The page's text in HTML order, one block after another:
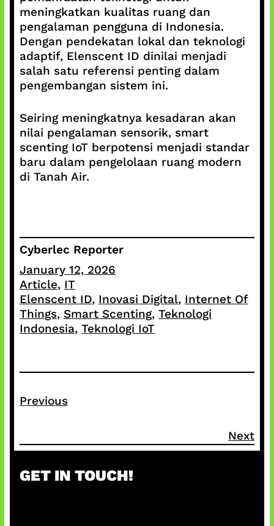
meningkatkan kualitas ruang dan
pengalaman pengguna di Indonesia.
Dengan pendekatan lokal dan teknologi
adaptif, Elenscent ID dinilai menjadi
salah satu referensi penting dalam
pengembangan sistem ini.
Seiring meningkatnya kesadaran akan
nilai pengalaman sensorik, smart
scenting IoT berpotensi menjadi standar
baru dalam pengelolaan ruang modern
di Tanah Air.
Cyberlec Reporter
January 12, 2026
Article, IT
Elenscent ID, Inovasi Digital, Internet Of
Things, Smart Scenting, Teknologi
Indonesia, Teknologi IoT
Previous
Next
GET IN TOUCH!